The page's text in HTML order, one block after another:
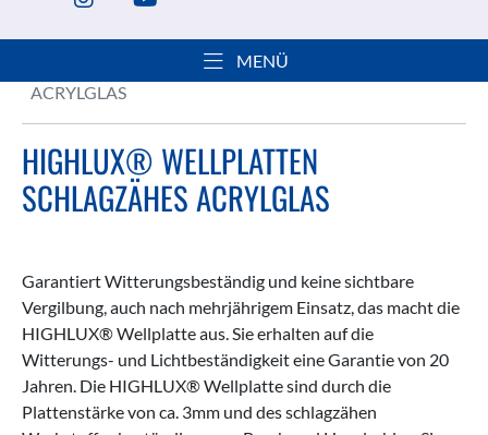
MENÜ
Sie sind hier: Produkte Lichtplatten
Standardprofile
HIGHLUX® WELLPLATTEN SCHLAGZÄHES
ACRYLGLAS
HIGHLUX® WELLPLATTEN
SCHLAGZÄHES ACRYLGLAS
Garantiert Witterungsbeständig und keine sichtbare
Vergilbung, auch nach mehrjährigem Einsatz, das macht die
HIGHLUX® Wellplatte aus. Sie erhalten auf die
Witterungs- und Lichtbeständigkeit eine Garantie von 20
Jahren. Die HIGHLUX® Wellplatte sind durch die
Plattenstärke von ca. 3mm und des schlagzähen